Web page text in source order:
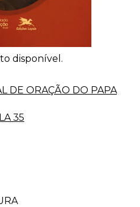
disponível.
DE ORAÇÃO DO PAPA
35